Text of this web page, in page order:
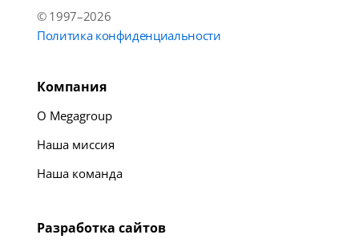
© 1997–2026
Политика конфиденциальности
Компания
О Megagroup
Наша миссия
Наша команда
Разработка сайтов